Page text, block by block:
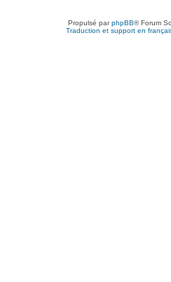
Propulsé parphpBB® Forum
Traduction et support en